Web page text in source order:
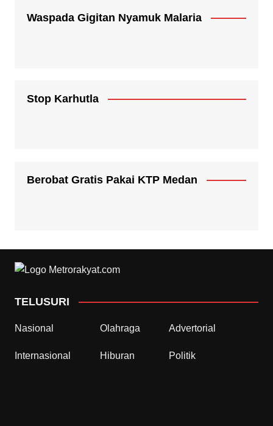
Waspada Gigitan Nyamuk Malaria
Stop Karhutla
Berobat Gratis Pakai KTP Medan
TELUSURI
Nasional Olahraga Advertorial
Internasional Hiburan Politik